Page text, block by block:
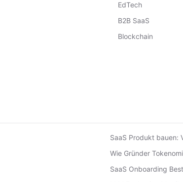
EdTech
B2B SaaS
Blockchain
SaaS Produkt bauen:
Wie Gründer
SaaS Onboarding